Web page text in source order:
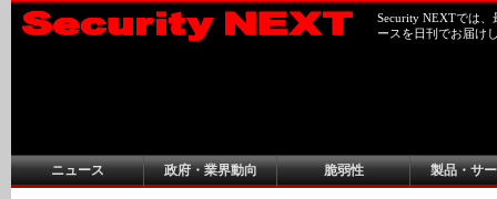
Security NEXTでは
ースを日刊でお届け
ニュース 政府・業界動向 脆弱性 製品・サ